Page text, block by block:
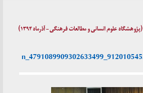
علوم انسانی و مطالعات فرهنگی – آذرماه ۱۳۹۴)